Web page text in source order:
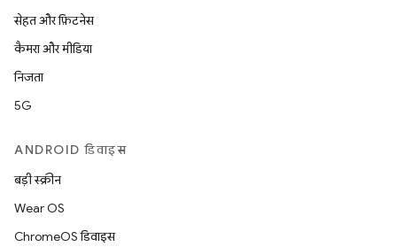
सेहत और फ़िटनेस
कैमरा और मीडिया
निजता
5G
ANDROID डिवाइस
बड़ी स्क्रीन
Wear OS
ChromeOS डिवाइस